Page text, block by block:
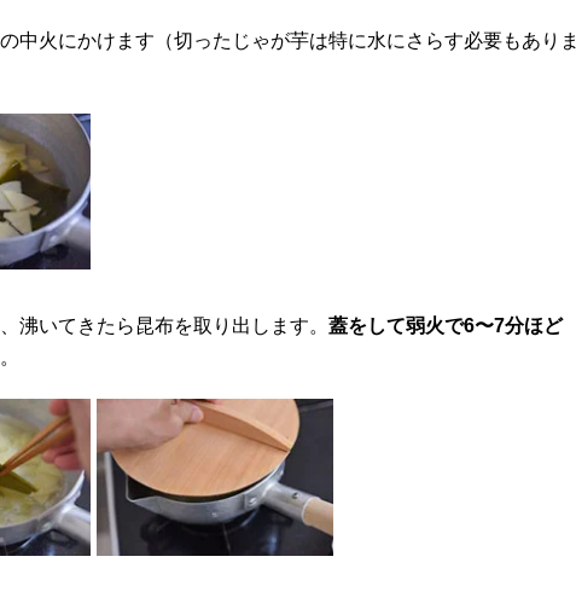
中火にかけます（切ったじゃが芋は特に水にさらす必要もありま
沸いてきたら昆布を取り出します。 蓋をして弱火で6〜7分ほど